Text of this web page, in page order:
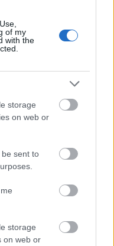
of my
with the
storage
on web or
sent to
storage
on web or
πολύ σημαντική